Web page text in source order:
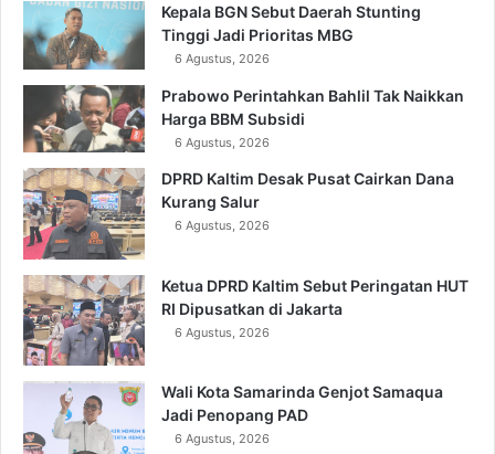
Kepala BGN Sebut Daerah Stunting
Tinggi Jadi Prioritas MBG
6 Agustus, 2026
Prabowo Perintahkan Bahlil Tak Naikkan
Harga BBM Subsidi
6 Agustus, 2026
DPRD Kaltim Desak Pusat Cairkan Dana
Kurang Salur
6 Agustus, 2026
Ketua DPRD Kaltim Sebut Peringatan HUT
RI Dipusatkan di Jakarta
6 Agustus, 2026
Wali Kota Samarinda Genjot Samaqua
Jadi Penopang PAD
6 Agustus, 2026